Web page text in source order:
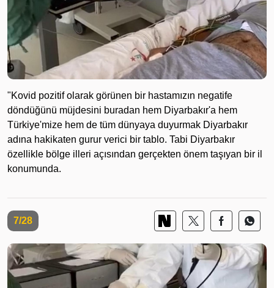
"Kovid pozitif olarak görünen bir hastamızın negatife
döndüğünü müjdesini buradan hem Diyarbakır'a hem
Türkiye'mize hem de tüm dünyaya duyurmak Diyarbakır
adına hakikaten gurur verici bir tablo. Tabi Diyarbakır
özellikle bölge illeri açısından gerçekten önem taşıyan bir il
konumunda.
7/28